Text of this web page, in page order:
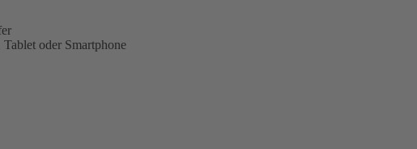
oder Smartphone